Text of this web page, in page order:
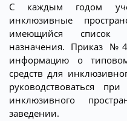
С каждым годом
инклюзивные
имеющийся список
назначения. Приказ
информацию о
средств для
руководствоваться
инклюзивного
заведении.